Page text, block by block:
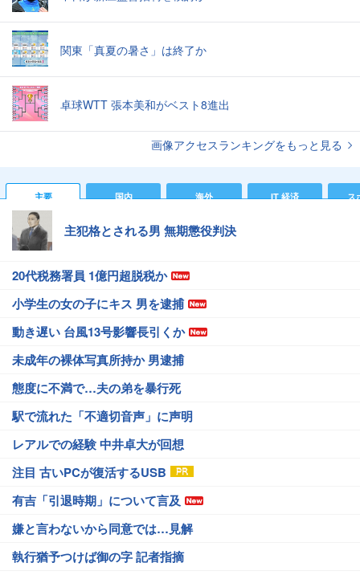
関東「真夏の暑さ」は終了か
卓球WTT 張本美和がベスト8進出
画像アクセスランキングをもっと見る
主要 国内 海外 IT 経済 ス
主犯格とされる男 無期懲役判決
20代税務署員 1億円超脱税か
小学生の女の子にキス 男を逮捕
動き遅い 台風13号影響長引くか
未成年の裸体写真所持か 男逮捕
態度に不満で…夫の弟を暴行死
駅で流れた「不適切音声」に声明
レアルでの経験 中井卓大が回想
注目 古いPCが復活するUSB
有吉「引退時期」について言及
嫌と言わないから同意では…見解
執行猶予つけば御の字 記者指摘